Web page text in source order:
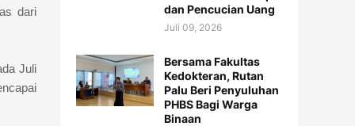
dari
Juli
dan Pencucian Uang
Juli 09, 2026
Bersama Fakultas
Kedokteran, Rutan
Palu Beri Penyuluhan
PHBS Bagi Warga
Binaan